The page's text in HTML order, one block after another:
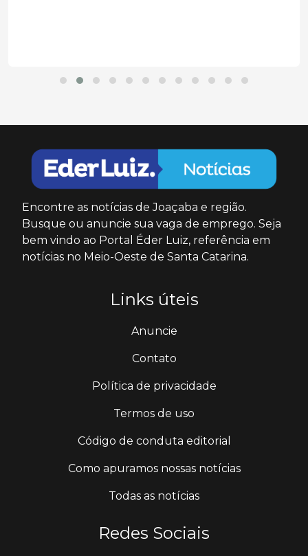
Encontre as notícias de Joaçaba e região.
Busque ou anuncie sua vaga de emprego. Seja
bem vindo ao Portal Éder Luiz, referência em
notícias no Meio-Oeste de Santa Catarina.
Links úteis
Anuncie
Contato
Política de privacidade
Termos de uso
Código de conduta editorial
Como apuramos nossas notícias
Todas as notícias
Redes Sociais